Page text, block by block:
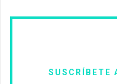
SUSCRÍBETE